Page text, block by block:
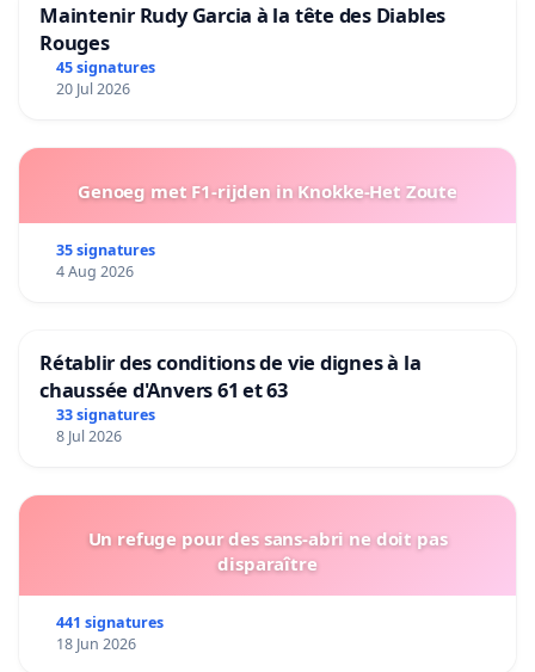
Maintenir Rudy Garcia à la tête des Diables
Rouges
45 signatures
20 Jul 2026
Genoeg met F1-rijden in Knokke-Het Zoute
35 signatures
4 Aug 2026
Rétablir des conditions de vie dignes à la
chaussée d'Anvers 61 et 63
33 signatures
8 Jul 2026
Un refuge pour des sans-abri ne doit pas
disparaître
441 signatures
18 Jun 2026